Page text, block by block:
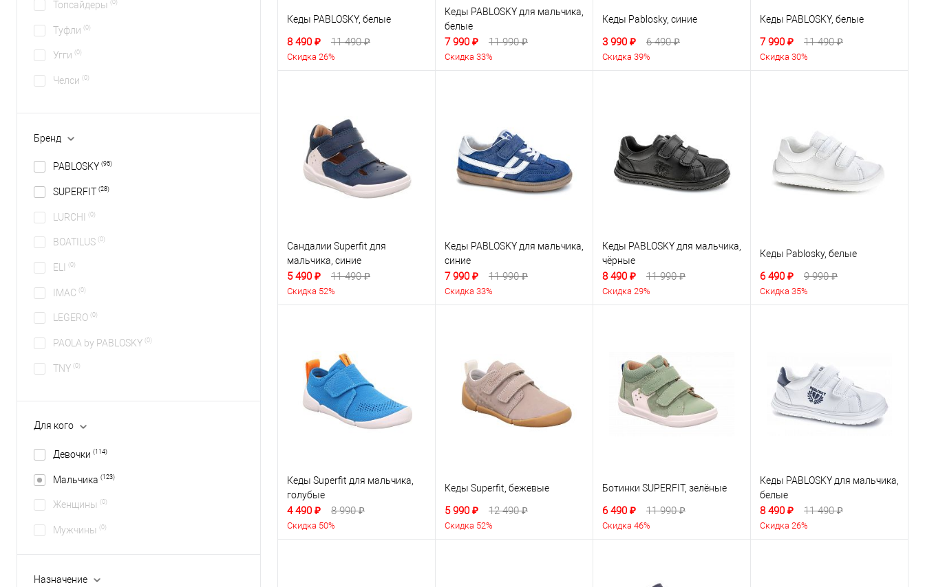
Топсайдеры (0)
Туфли (0)
Угги (0)
Челси (0)
Бренд
PABLOSKY (95)
SUPERFIT (28)
LURCHI (0)
BOATILUS (0)
ELI (0)
IMAC (0)
LEGERO (0)
PAOLA by PABLOSKY (0)
TNY (0)
Для кого
Девочки (114)
Мальчика (123)
Женщины (0)
Мужчины (0)
Назначение
Кеды PABLOSKY, белые
8 490 ₽ 11 490 ₽
Скидка 26%
Кеды PABLOSKY для мальчика,
белые
7 990 ₽ 11 990 ₽
Скидка 33%
Кеды Pablosky, синие
3 990 ₽ 6 490 ₽
Скидка 39%
Кеды PABLOSKY, белые
7 990 ₽ 11 490 ₽
Скидка 30%
Сандалии Superfit для
мальчика, синие
5 490 ₽ 11 490 ₽
Скидка 52%
Кеды PABLOSKY для мальчика,
синие
7 990 ₽ 11 990 ₽
Скидка 33%
Кеды PABLOSKY для мальчика,
чёрные
8 490 ₽ 11 990 ₽
Скидка 29%
Кеды Pablosky, белые
6 490 ₽ 9 990 ₽
Скидка 35%
Кеды Superfit для мальчика,
голубые
4 490 ₽ 8 990 ₽
Скидка 50%
Кеды Superfit, бежевые
5 990 ₽ 12 490 ₽
Скидка 52%
Ботинки SUPERFIT, зелёные
6 490 ₽ 11 990 ₽
Скидка 46%
Кеды PABLOSKY для мальчика,
белые
8 490 ₽ 11 490 ₽
Скидка 26%